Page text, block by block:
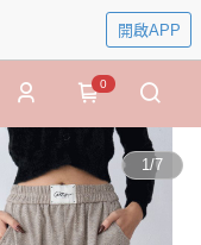
開啟APP
0
1/7